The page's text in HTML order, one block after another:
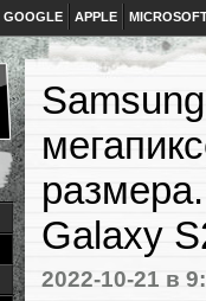
GOOGLE APPLE
Galaxy
2022-10-21 в